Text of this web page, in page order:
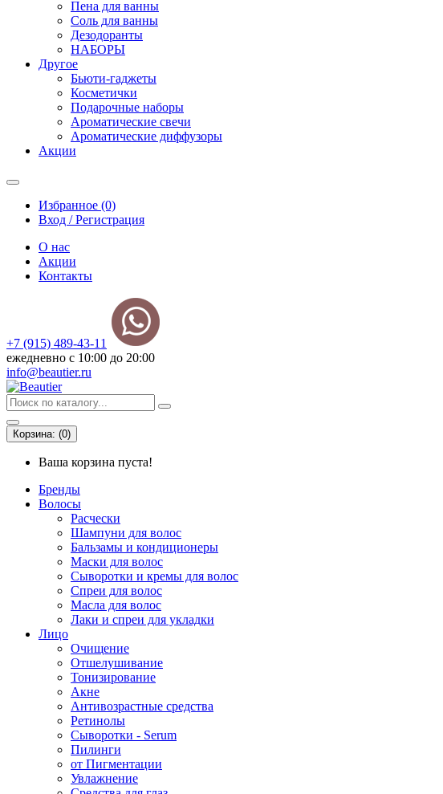
Пена для ванны
Соль для ванны
Дезодоранты
НАБОРЫ
Другое
Бьюти-гаджеты
Косметички
Подарочные наборы
Ароматические свечи
Ароматические диффузоры
Акции
Избранное (0)
Вход / Регистрация
О нас
Акции
Контакты
+7 (915) 489-43-11
ежедневно с 10:00 до 20:00
info@beautier.ru
Корзина: (0)
Ваша корзина пуста!
Бренды
Волосы
Расчески
Шампуни для волос
Бальзамы и кондиционеры
Маски для волос
Сыворотки и кремы для волос
Спреи для волос
Масла для волос
Лаки и спреи для укладки
Лицо
Очищение
Отшелушивание
Тонизирование
Акне
Антивозрастные средства
Ретинолы
Сыворотки - Serum
Пилинги
от Пигментации
Увлажнение